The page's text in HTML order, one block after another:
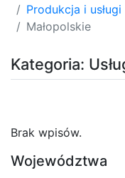
Produkcja i usługi
Małopolskie
Kategoria:
Brak wpisów.
Województwa